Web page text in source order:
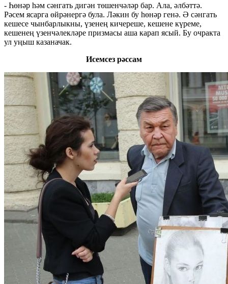
- Һөнәр һәм сәнгать дигән төшенчәләр бар. Ала, әлбәттә.
Рәсем ясарга өйрәнергә була. Ләкин бу һөнәр генә. Ә сәнгать
кешесе чынбарлыкны, үзенең кичереше, кешене күреме,
кешенең үзенчәлекләре призмасы аша карап ясый. Бу очракта
ул уңыш казаначак.
Исемсез рәссам